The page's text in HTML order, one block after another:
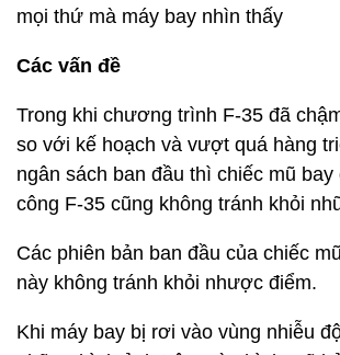
mọi thứ mà máy bay nhìn thấy
Các vấn đề
Trong khi chương trình F-35 đã
so với kế hoạch và vượt quá hàng
ngân sách ban đầu thì chiếc mũ bay
công F-35 cũng không tránh khỏi
Các phiên bản ban đầu của chiếc
này không tránh khỏi nhược điểm.
Khi máy bay bị rơi vào vùng nhiễu